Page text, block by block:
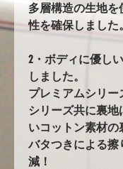
多層構造の生地
性を確保しました
2・ボディに優し
しました。
プレミアムシリー
シリーズ共に裏地
いコットン素材の
バタつきによる擦
減！